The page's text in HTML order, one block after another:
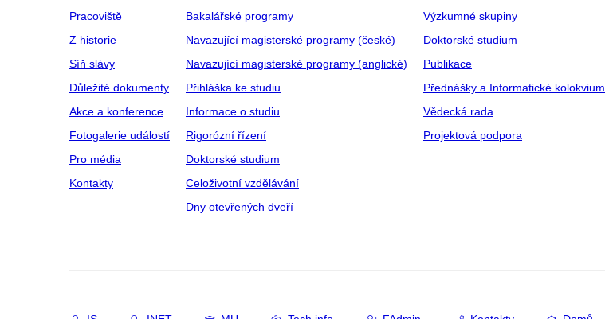
Pracoviště
Z historie
Síň slávy
Důležité dokumenty
Akce a konference
Fotogalerie událostí
Pro média
Kontakty
Bakalářské programy
Navazující magisterské programy (české)
Navazující magisterské programy (anglické)
Přihláška ke studiu
Informace o studiu
Rigorózní řízení
Doktorské studium
Celoživotní vzdělávání
Dny otevřených dveří
Výzkumné skupiny
Doktorské studium
Publikace
Přednášky a Informatické kolokvium
Vědecká rada
Projektová podpora